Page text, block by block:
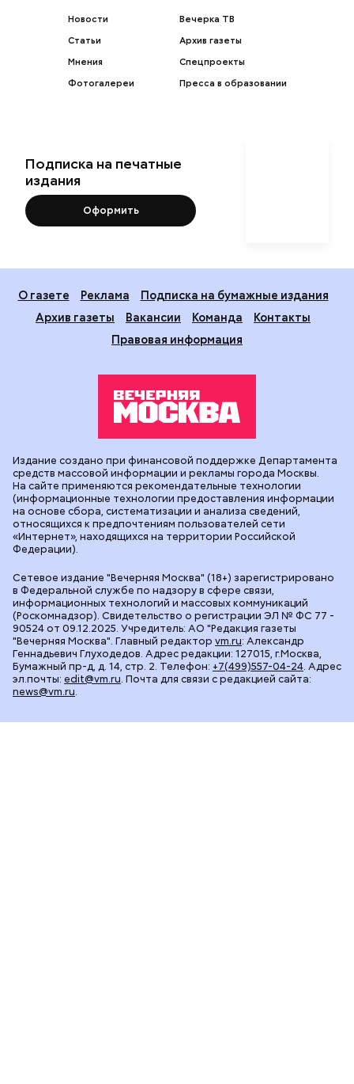
Новости
Статьи
Мнения
Фотогалереи
Вечерка ТВ
Архив газеты
Спецпроекты
Пресса в образовании
Подписка на печатные
издания
Оформить
О газете Реклама
Подписка на бумажные издания
Архив газеты
Вакансии Команда
Контакты
Правовая информация
Сетевое издание "Вечерняя Москва" (18+) зарегистрировано
в Федеральной службе по надзору в сфере связи,
информационных технологий и массовых коммуникаций
(Роскомнадзор). Свидетельство о регистрации ЭЛ № ФС 77 -
90524 от 09.12.2025. Учредитель: АО "Редакция газеты
"Вечерняя Москва". Главный редактор vm.ru: Александр
Геннадьевич Глуходедов. Адрес редакции: 127015, г.Москва,
Бумажный пр-д, д. 14, стр. 2. Телефон: +7(499)557-04-24. Адрес
эл.почты: edit@vm.ru. Почта для связи с редакцией сайта:
news@vm.ru.
Издание создано при финансовой поддержке Департамента
средств массовой информации и рекламы города Москвы.
На сайте применяются рекомендательные технологии
(информационные технологии предоставления информации
на основе сбора, систематизации и анализа сведений,
относящихся к предпочтениям пользователей сети
«Интернет», находящихся на территории Российской
Федерации).